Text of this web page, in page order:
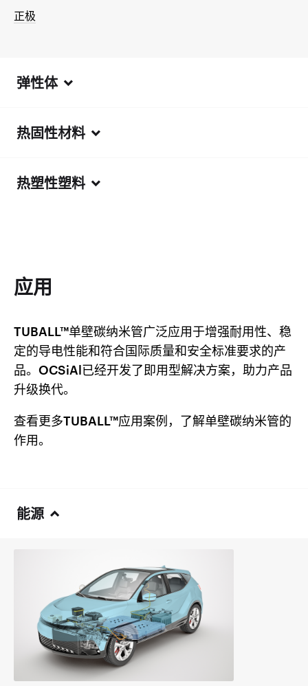
正极
弹性体
热固性材料
热塑性塑料
应用
TUBALL™单壁碳纳米管广泛应用于增强耐用性、稳
定的导电性能和符合国际质量和安全标准要求的产
品。OCSiAl已经开发了即用型解决方案，助力产品
升级换代。
查看更多TUBALL™应用案例，了解单壁碳纳米管的
作用。
能源